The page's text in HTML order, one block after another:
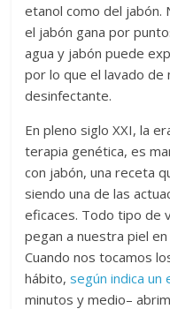
etanol como del jabón.
el jabón gana por
agua y jabón puede
por lo que el lavado de
desinfectante.
En pleno siglo XXI, la
terapia genética, es
con jabón, una receta
siendo una de las
eficaces. Todo tipo de
pegan a nuestra piel
Cuando nos tocamos
hábito,según indica un
minutos y medio–